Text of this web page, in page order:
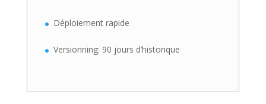
Déploiement rapide
Versionning: 90 jours d’historique